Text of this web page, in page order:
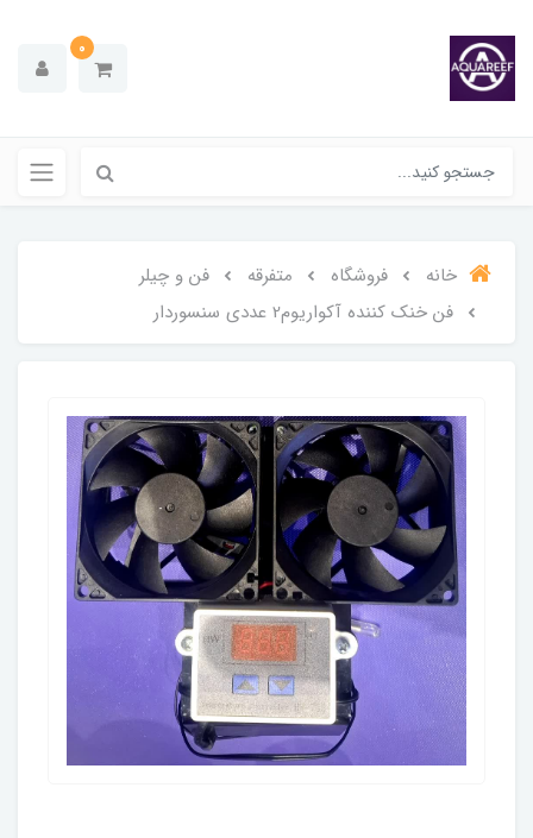
0
خانه فروشگاه متفرقه
فن و چیلر
فن خنک کننده آکواریوم2 عددی سنسوردار